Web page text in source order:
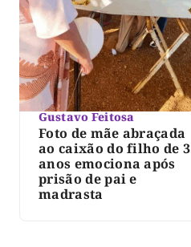
Gustavo Feitosa
Foto de mãe abraçada
ao caixão do filho de 3
anos emociona após
prisão de pai e
madrasta